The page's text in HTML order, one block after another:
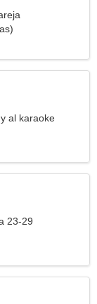
al karaoke
23-29